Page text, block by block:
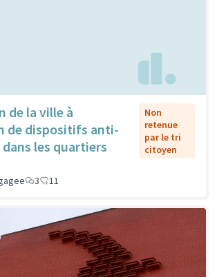
de la ville à
de dispositifs anti-
les quartiers
Non
retenue
par le tri
citoyen
3 11